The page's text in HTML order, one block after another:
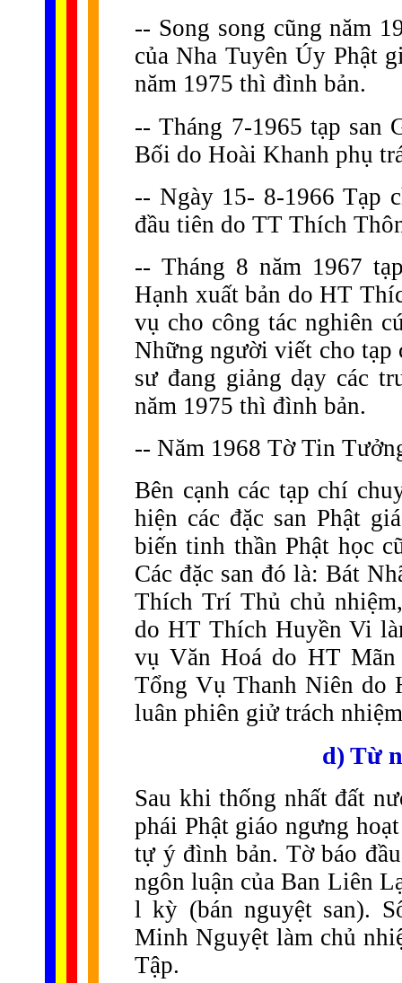
-- Song song cũng năm
của Nha Tuyên Úy Phật
năm 1975 thì đình bản.
-- Tháng 7-1965 tạp san
Bối do Hoài Khanh phụ
-- Ngày 15- 8-1966 Tạp
đầu tiên do TT Thích
-- Tháng 8 năm 1967
Hạnh xuất bản do HT
vụ cho công tác nghiên
Những người viết cho tạp
sư đang giảng dạy các
năm 1975 thì đình bản.
-- Năm 1968 Tờ Tin
Bên cạnh các tạp chí
hiện các đặc san Phật
biến tinh thần Phật học
Các đặc san đó là: Bát
Thích Trí Thủ chủ
do HT Thích Huyền Vi
vụ Văn Hoá do HT
Tổng Vụ Thanh Niên do
luân phiên giử trách
d) Từ
Sau khi thống nhất đất
phái Phật giáo ngưng
tự ý đình bản. Tờ báo
ngôn luận của Ban Liên
l kỳ (bán nguyệt san).
Minh Nguyệt làm chủ
Tập.